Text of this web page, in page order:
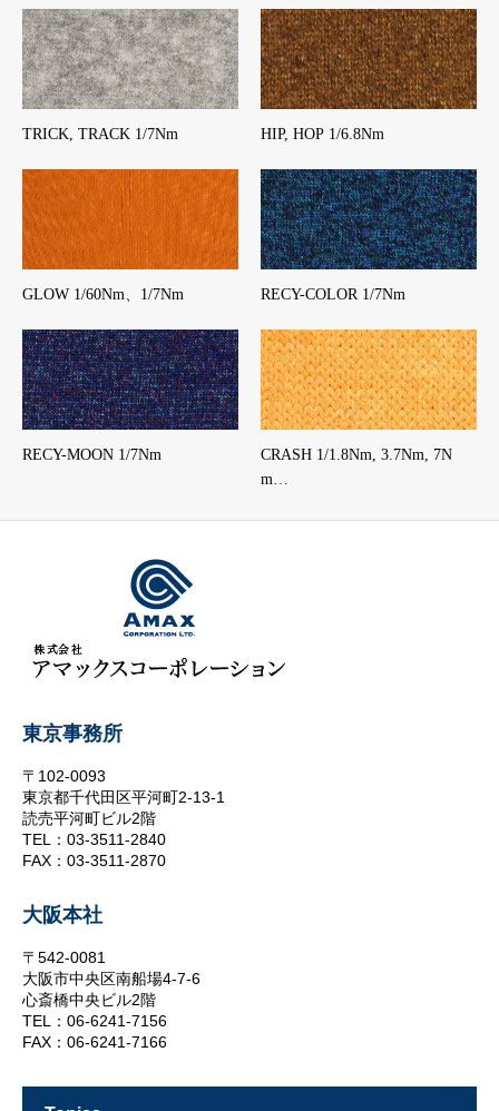
TRICK, TRACK 1/7Nm HIP, HOP 1/6.8Nm
GLOW 1/60Nm、1/7Nm RECY-COLOR 1/7Nm
RECY-MOON 1/7Nm
CRASH 1/1.8Nm, 3.7Nm, 7N
m…
東京事務所
〒102-0093
東京都千代田区平河町2-13-1
読売平河町ビル2階
TEL：03-3511-2840
FAX：03-3511-2870
大阪本社
〒542-0081
大阪市中央区南船場4-7-6
心斎橋中央ビル2階
TEL：06-6241-7156
FAX：06-6241-7166